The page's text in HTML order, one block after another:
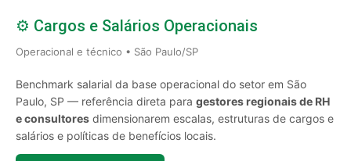
⚙️ Cargos e Salários Operacionais
Operacional e técnico • São Paulo/SP
Benchmark salarial da base operacional do setor em São
Paulo, SP — referência direta para gestores regionais de RH
e consultores dimensionarem escalas, estruturas de cargos e
salários e políticas de benefícios locais.